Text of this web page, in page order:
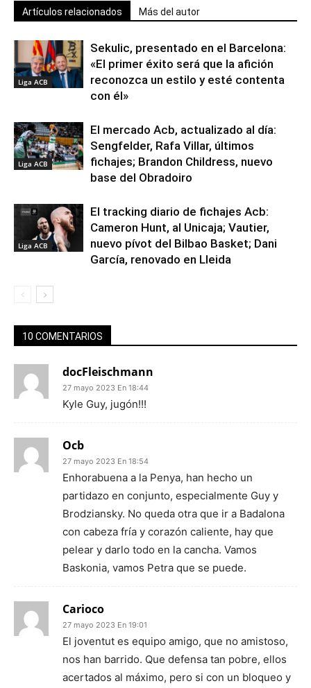
Artículos relacionados Más del autor
Liga ACB
Sekulic, presentado en el Barcelona:
«El primer éxito será que la afición
reconozca un estilo y esté contenta
con él»
Liga ACB
El mercado Acb, actualizado al día:
Sengfelder, Rafa Villar, últimos
fichajes; Brandon Childress, nuevo
base del Obradoiro
Liga ACB
El tracking diario de fichajes Acb:
Cameron Hunt, al Unicaja; Vautier,
nuevo pívot del Bilbao Basket; Dani
García, renovado en Lleida
10 COMENTARIOS
docFleischmann
27 mayo 2023 En 18:44
Kyle Guy, jugón!!!
Ocb
27 mayo 2023 En 18:54
Enhorabuena a la Penya, han hecho un
partidazo en conjunto, especialmente Guy y
Brodziansky. No queda otra que ir a Badalona
con cabeza fría y corazón caliente, hay que
pelear y darlo todo en la cancha. Vamos
Baskonia, vamos Petra que se puede.
Carioco
27 mayo 2023 En 19:01
El joventut es equipo amigo, que no amistoso,
nos han barrido. Que defensa tan pobre, ellos
acertados al máximo, pero si con un bloqueo y